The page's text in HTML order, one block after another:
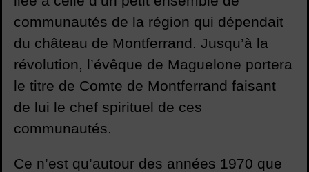
communautés de la région qui dépendait
du château de Montferrand. Jusqu’à la
révolution, l’évêque de Maguelone portera
le titre de Comte de Montferrand faisant
de lui le chef spirituel de ces
communautés.
Ce n’est qu’autour des années 1970 que